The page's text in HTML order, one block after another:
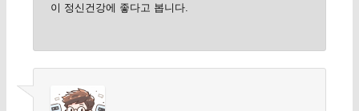
이 정신건강에 좋다고 봅니다.